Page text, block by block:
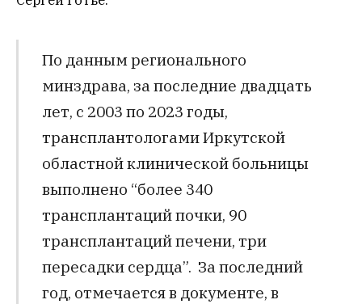
По данным регионального
минздрава, за последние двадцать
лет, с 2003 по 2023 годы,
трансплантологами Иркутской
областной клинической больницы
выполнено “более 340
трансплантаций почки, 90
трансплантаций печени, три
пересадки сердца”. За последний
год, отмечается в документе, в